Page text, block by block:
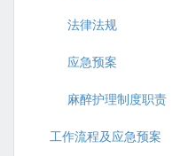
法律法规
应急预案
麻醉护理制度职责
工作流程及应急预案